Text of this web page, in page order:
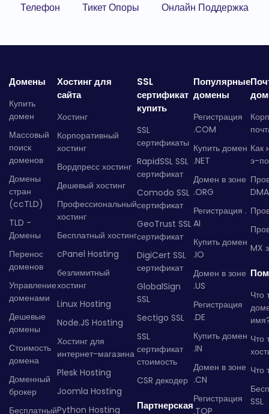
Телефон Тикет Опоры Онлайн Поддержка
Домены
Купить
домен
Массовый
поиск
доменов
Домены
стран
(ccTLD)
TLD -
Домены
Перенос
доменов
Управление
доменами
Дешевые
домены
Стоимость
домена
Доменный
брокер
Бесплатный
Хостинг для
сайта
Хостинг
Корпоративный
хостинг
Вордпресс хостинг
Дешевый хостинг
Профессиональный
хостинг
Бесплатный хостинг
cPanel Hosting
безлимитный
хостинг
Linux Hosting
Node.JS Hosting
Хостинг для
интернет-магазина
Plesk Hosting
Joomla Hosting
Python Hosting
SSL
сертификат
купить
SSL
сертификаты
RapidSSL SSL
сертификат
Comodo SSL
сертификат
GeoTrust SSL
сертификат
DigiCert SSL
сертификат
GlobalSign
SSL
Sectigo SSL
SSL
сертификат
стоимость
CSR декодер
Партнерская
Популярные
домены
Регистрация
.COM
Купить домен
.NET
Домен в зоне
.ORG
Регистрация .
AI
Купить домен
.IO
Домен в зоне
.US
Регистрация
.DE
Купить домен
.IN
Домен в зоне
.CN
Регистрация
.TOP
Как
э-
MX
Что
Что
Что
SSL